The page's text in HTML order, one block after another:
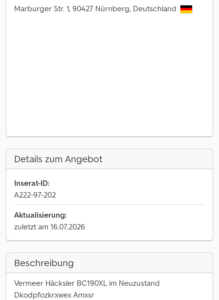
Marburger Str. 1, 90427 Nürnberg, Deutschland
Details zum Angebot
Inserat-ID:
A222-97-202
Aktualisierung:
zuletzt am 16.07.2026
Beschreibung
Vermeer Häcksler BC190XL im Neuzustand
Dkodpfozkrxwex Amxsr